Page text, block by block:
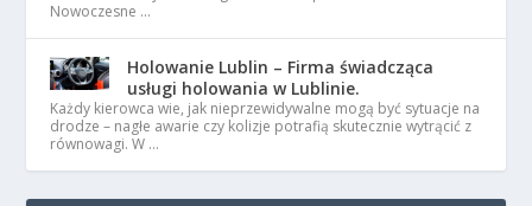
Nowoczesne …
Holowanie Lublin – Firma świadcząca
usługi holowania w Lublinie.
Każdy kierowca wie, jak nieprzewidywalne mogą być sytuacje na
drodze – nagłe awarie czy kolizje potrafią skutecznie wytrącić z
równowagi. W …